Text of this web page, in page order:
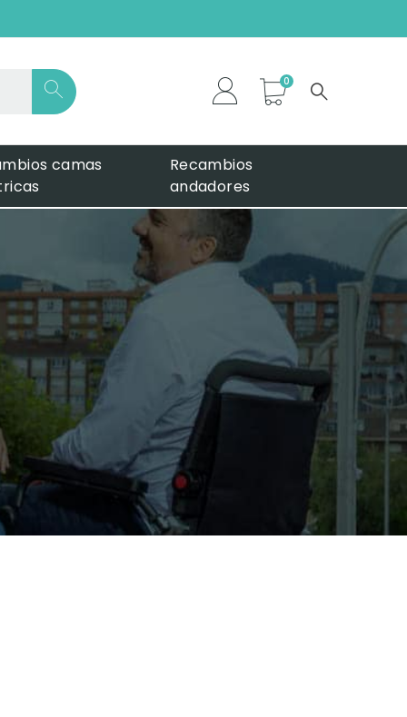
camas
Recambios
andadores